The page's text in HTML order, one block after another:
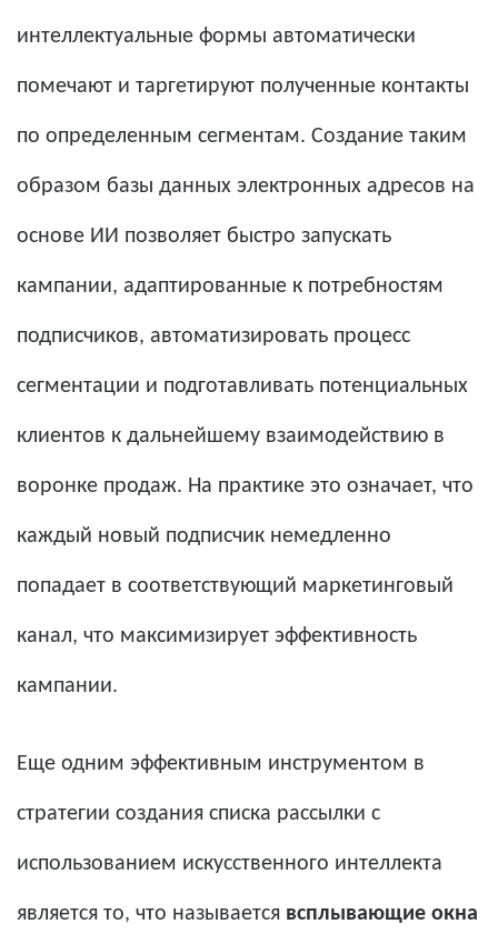
интеллектуальные формы автоматически
помечают и таргетируют полученные контакты
по определенным сегментам. Создание таким
образом базы данных электронных адресов на
основе ИИ позволяет быстро запускать
кампании, адаптированные к потребностям
подписчиков, автоматизировать процесс
сегментации и подготавливать потенциальных
клиентов к дальнейшему взаимодействию в
воронке продаж. На практике это означает, что
каждый новый подписчик немедленно
попадает в соответствующий маркетинговый
канал, что максимизирует эффективность
кампании.
Еще одним эффективным инструментом в
стратегии создания списка рассылки с
использованием искусственного интеллекта
является то, что называется всплывающие окна